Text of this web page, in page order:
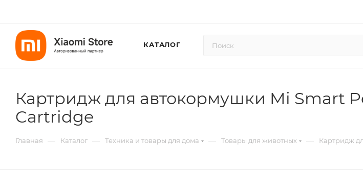
КАТАЛОГ
Картридж для автокормушки Mi Smart
Cartridge
Главная — Каталог — Техника и товары для дома — Товары для животных — Картридж